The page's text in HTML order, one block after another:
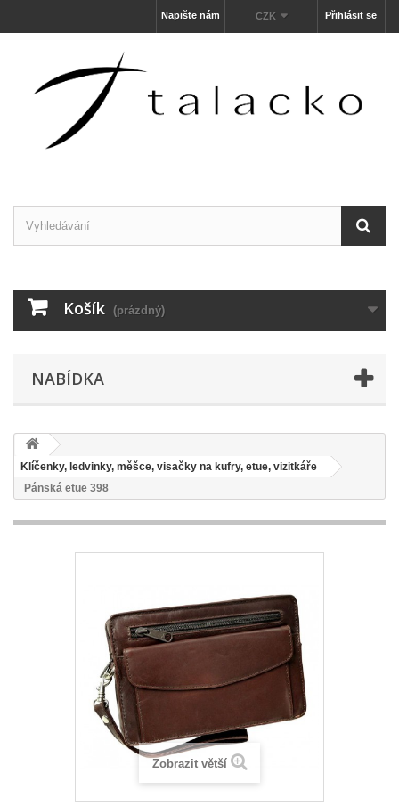
Přihlásit se
CZK
Napište nám
Košík (prázdný)
NABÍDKA
Klíčenky, ledvinky, měšce, visačky na kufry, etue, vizitkáře
Pánská etue 398
Zobrazit větší